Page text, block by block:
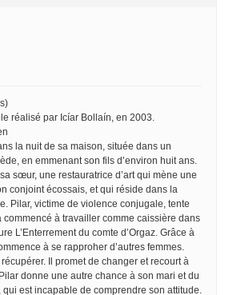
réalisé par Icíar Bollaín, en 2003.
la nuit de sa maison, située dans un
en emmenant son fils d’environ huit ans.
sœur, une restauratrice d’art qui mène une
conjoint écossais, et qui réside dans la
Pilar, victime de violence conjugale, tente
commencé à travailler comme caissière dans
L’Enterrement du comte d’Orgaz. Grâce à
à se rapproher d’autres femmes.
Il promet de changer et recourt à
donne une autre chance à son mari et du
est incapable de comprendre son attitude.